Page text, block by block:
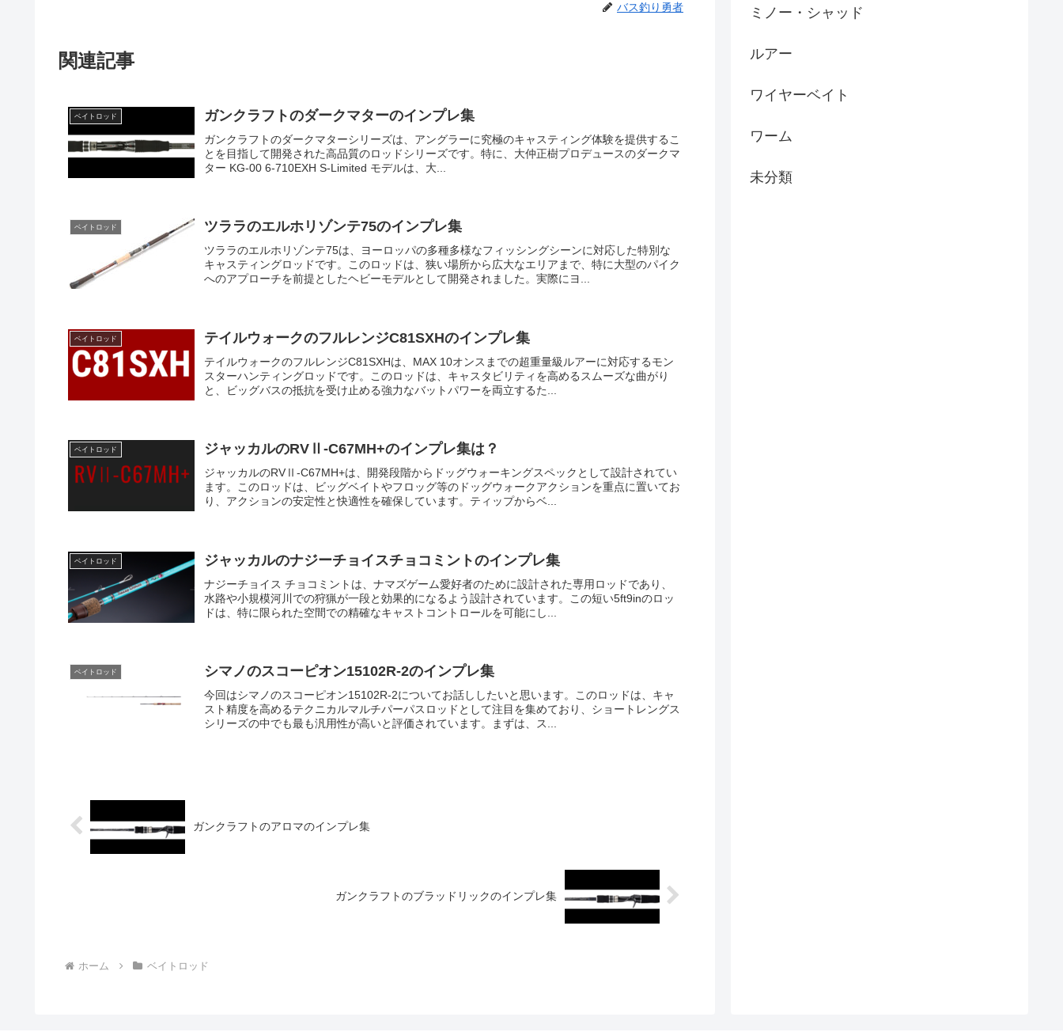
バス釣り勇者
関連記事
ベイトロッド ガンクラフトのダークマターのインプレ集
ガンクラフトのダークマターシリーズは、アングラーに究極のキャスティング体験を提供するこ
とを目指して開発された高品質のロッドシリーズです。特に、大仲正樹プロデュースのダークマ
ター KG-00 6-710EXH S-Limited モデルは、大...
ベイトロッド ツララのエルホリゾンテ75のインプレ集
ツララのエルホリゾンテ75は、ヨーロッパの多種多様なフィッシングシーンに対応した特別な
キャスティングロッドです。このロッドは、狭い場所から広大なエリアまで、特に大型のパイク
へのアプローチを前提としたヘビーモデルとして開発されました。実際にヨ...
ベイトロッド テイルウォークのフルレンジC81SXHのインプレ集
テイルウォークのフルレンジC81SXHは、MAX 10オンスまでの超重量級ルアーに対応するモン
スターハンティングロッドです。このロッドは、キャスタビリティを高めるスムーズな曲がり
と、ビッグバスの抵抗を受け止める強力なバットパワーを両立するた...
ベイトロッド ジャッカルのRVⅡ-C67MH+のインプレ集は？
ジャッカルのRVⅡ-C67MH+は、開発段階からドッグウォーキングスペックとして設計されてい
ます。このロッドは、ビッグベイトやフロッグ等のドッグウォークアクションを重点に置いてお
り、アクションの安定性と快適性を確保しています。ティップからベ...
ベイトロッド ジャッカルのナジーチョイスチョコミントのインプレ集
ナジーチョイス チョコミントは、ナマズゲーム愛好者のために設計された専用ロッドであり、
水路や小規模河川での狩猟が一段と効果的になるよう設計されています。この短い5ft9inのロッ
ドは、特に限られた空間での精確なキャストコントロールを可能にし...
ベイトロッド シマノのスコーピオン15102R-2のインプレ集
今回はシマノのスコーピオン15102R-2についてお話ししたいと思います。このロッドは、キャ
スト精度を高めるテクニカルマルチパーパスロッドとして注目を集めており、ショートレングス
シリーズの中でも最も汎用性が高いと評価されています。まずは、ス...
ガンクラフトのアロマのインプレ集
ガンクラフトのブラッドリックのインプレ集
ホーム ベイトロッド
ミノー・シャッド
ルアー
ワイヤーベイト
ワーム
未分類